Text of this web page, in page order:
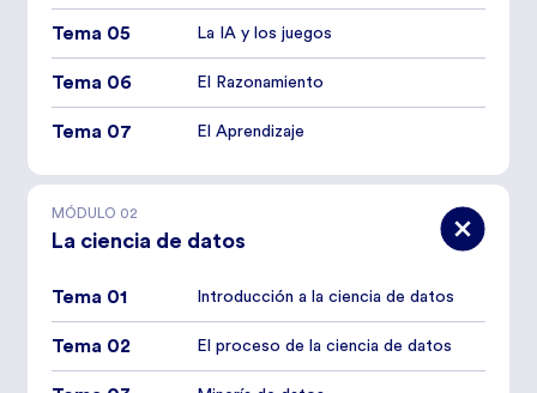
Tema 05 La IA y los juegos
Tema 06 El Razonamiento
Tema 07 El Aprendizaje
MÓDULO 02
La ciencia de datos
Tema 01 Introducción a la ciencia de datos
Tema 02 El proceso de la ciencia de datos